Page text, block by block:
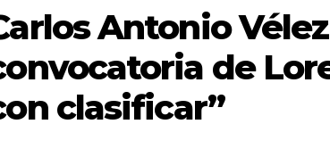
Antonio
de
clasificar”